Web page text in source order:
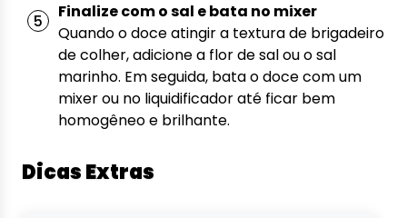
Finalize com o sal e bata no mixer
Quando o doce atingir a textura de brigadeiro
de colher, adicione a flor de sal ou o sal
marinho. Em seguida, bata o doce com um
mixer ou no liquidificador até ficar bem
homogêneo e brilhante.
Dicas Extras